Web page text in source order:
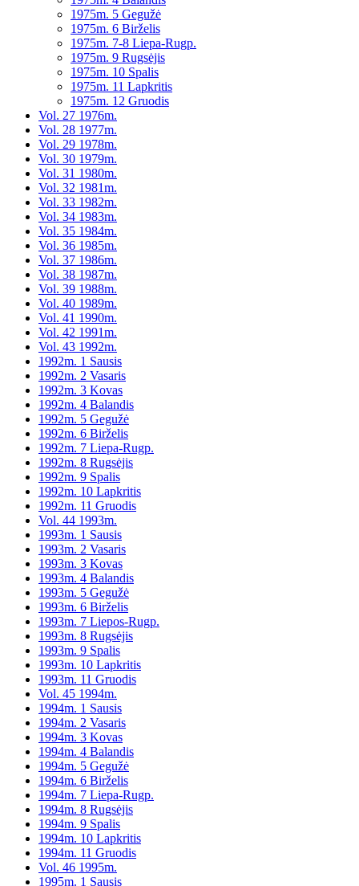
1975m. 5 Gegužė
1975m. 6 Birželis
1975m. 7-8 Liepa-Rugp.
1975m. 9 Rugsėjis
1975m. 10 Spalis
1975m. 11 Lapkritis
1975m. 12 Gruodis
Vol. 27 1976m.
Vol. 28 1977m.
Vol. 29 1978m.
Vol. 30 1979m.
Vol. 31 1980m.
Vol. 32 1981m.
Vol. 33 1982m.
Vol. 34 1983m.
Vol. 35 1984m.
Vol. 36 1985m.
Vol. 37 1986m.
Vol. 38 1987m.
Vol. 39 1988m.
Vol. 40 1989m.
Vol. 41 1990m.
Vol. 42 1991m.
Vol. 43 1992m.
1992m. 1 Sausis
1992m. 2 Vasaris
1992m. 3 Kovas
1992m. 4 Balandis
1992m. 5 Gegužė
1992m. 6 Birželis
1992m. 7 Liepa-Rugp.
1992m. 8 Rugsėjis
1992m. 9 Spalis
1992m. 10 Lapkritis
1992m. 11 Gruodis
Vol. 44 1993m.
1993m. 1 Sausis
1993m. 2 Vasaris
1993m. 3 Kovas
1993m. 4 Balandis
1993m. 5 Gegužė
1993m. 6 Birželis
1993m. 7 Liepos-Rugp.
1993m. 8 Rugsėjis
1993m. 9 Spalis
1993m. 10 Lapkritis
1993m. 11 Gruodis
Vol. 45 1994m.
1994m. 1 Sausis
1994m. 2 Vasaris
1994m. 3 Kovas
1994m. 4 Balandis
1994m. 5 Gegužė
1994m. 6 Birželis
1994m. 7 Liepa-Rugp.
1994m. 8 Rugsėjis
1994m. 9 Spalis
1994m. 10 Lapkritis
1994m. 11 Gruodis
Vol. 46 1995m.
1995m. 1 Sausis